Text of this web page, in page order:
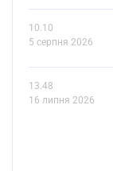
10.10
5 серпня 2026
13.48
16 липня 2026